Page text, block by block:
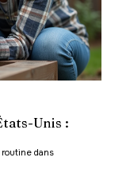
Unis :
dans